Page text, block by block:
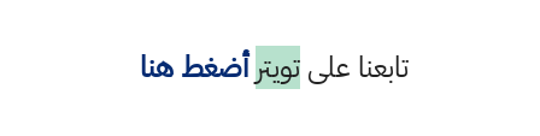
تابعنا علىتويتر أضغط هنا